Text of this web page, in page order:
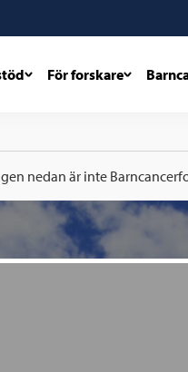
För forskare
nedan är inte